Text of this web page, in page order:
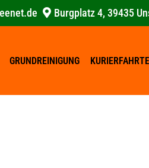
Burgplatz 4, 39435
GRUNDREINIGUNG